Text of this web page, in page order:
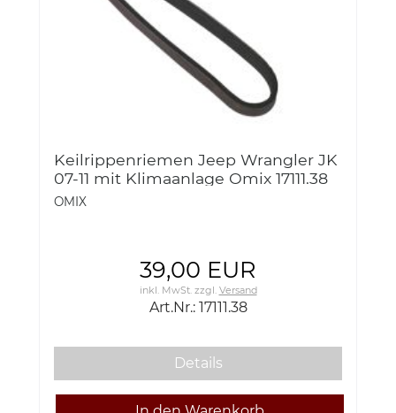
Keilrippenriemen Jeep Wrangler JK
07-11 mit Klimaanlage Omix 17111.38
Serpentine Belt, 3.8L, 07-11 Jeep
OMIX
39,00 EUR
inkl. MwSt.zzgl. Versand
Art.Nr.: 17111.38
Details